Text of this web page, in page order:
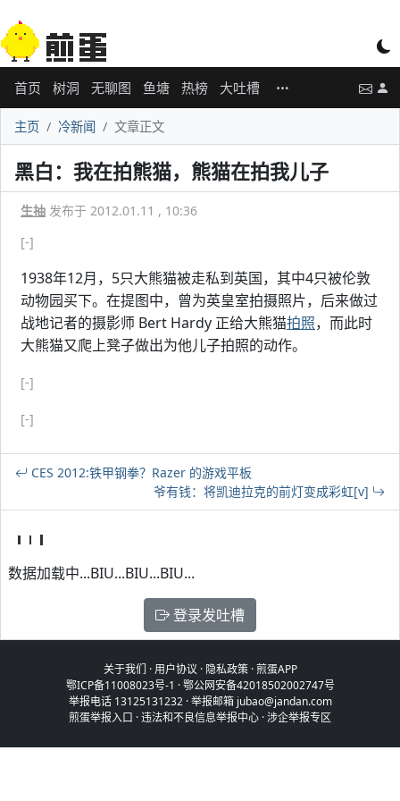
首页 树洞 无聊图 鱼塘 热榜 大吐槽
主页 冷新闻 文章正文
黑白：我在拍熊猫，熊猫在拍我儿子
生抽 发布于 2012.01.11 , 10:36
[-]
1938年12月，5只大熊猫被走私到英国，其中4只被伦敦
动物园买下。在提图中，曾为英皇室拍摄照片，后来做过
战地记者的摄影师 Bert Hardy 正给大熊猫拍照，而此时
大熊猫又爬上凳子做出为他儿子拍照的动作。
[-]
[-]
CES 2012:铁甲钢拳？Razer 的游戏平板
爷有钱：将凯迪拉克的前灯变成彩虹[v]
数据加载中...BIU...BIU...BIU...
登录发吐槽
关于我们 ·用户协议 · 隐私政策·煎蛋APP
鄂ICP备11008023号-1 ·鄂公网安备42018502002747号
举报电话 13125131232 · 举报邮箱 jubao@jandan.com
煎蛋举报入口 ·违法和不良信息举报中心 ·涉企举报专区